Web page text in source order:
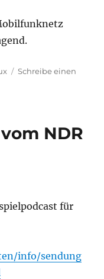
Schreibe einen
NDR
für
info/sendung